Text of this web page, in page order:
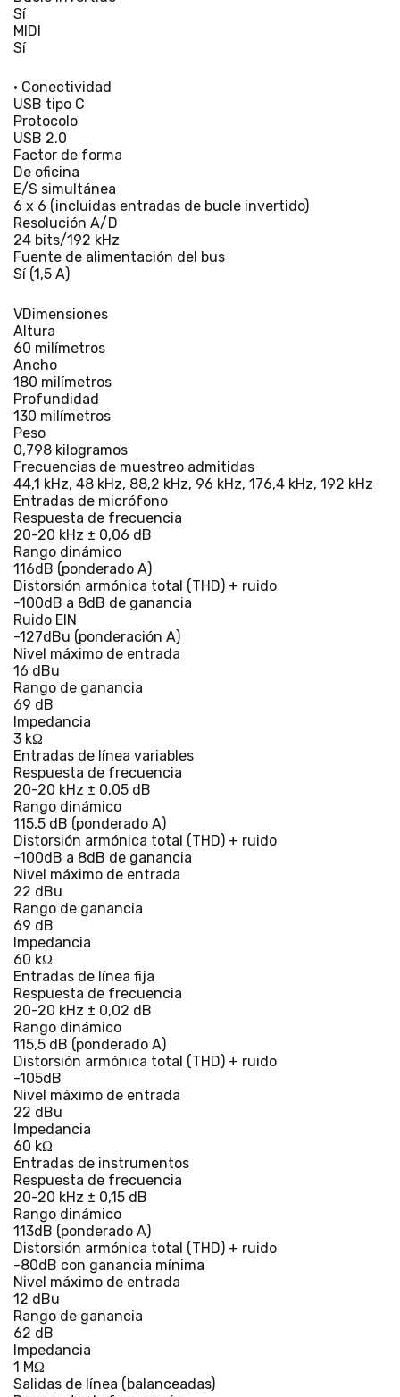
Sí
MIDI
Sí
• Conectividad
USB tipo C
Protocolo
USB 2.0
Factor de forma
De oficina
E/S simultánea
6 x 6 (incluidas entradas de bucle invertido)
Resolución A/D
24 bits/192 kHz
Fuente de alimentación del bus
Sí (1,5 A)
VDimensiones
Altura
60 milímetros
Ancho
180 milímetros
Profundidad
130 milímetros
Peso
0,798 kilogramos
Frecuencias de muestreo admitidas
44,1 kHz, 48 kHz, 88,2 kHz, 96 kHz, 176,4 kHz, 192 kHz
Entradas de micrófono
Respuesta de frecuencia
20-20 kHz ± 0,06 dB
Rango dinámico
116dB (ponderado A)
Distorsión armónica total (THD) + ruido
-100dB a 8dB de ganancia
Ruido EIN
-127dBu (ponderación A)
Nivel máximo de entrada
16 dBu
Rango de ganancia
69 dB
Impedancia
3 kΩ
Entradas de línea variables
Respuesta de frecuencia
20-20 kHz ± 0,05 dB
Rango dinámico
115,5 dB (ponderado A)
Distorsión armónica total (THD) + ruido
-100dB a 8dB de ganancia
Nivel máximo de entrada
22 dBu
Rango de ganancia
69 dB
Impedancia
60 kΩ
Entradas de línea fija
Respuesta de frecuencia
20-20 kHz ± 0,02 dB
Rango dinámico
115,5 dB (ponderado A)
Distorsión armónica total (THD) + ruido
-105dB
Nivel máximo de entrada
22 dBu
Impedancia
60 kΩ
Entradas de instrumentos
Respuesta de frecuencia
20-20 kHz ± 0,15 dB
Rango dinámico
113dB (ponderado A)
Distorsión armónica total (THD) + ruido
-80dB con ganancia mínima
Nivel máximo de entrada
12 dBu
Rango de ganancia
62 dB
Impedancia
1 MΩ
Salidas de línea (balanceadas)